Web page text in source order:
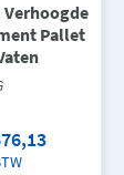
Verhoogde
Pallet